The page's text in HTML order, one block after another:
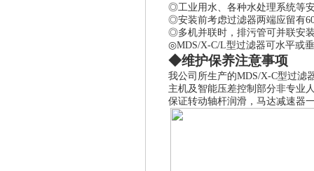
◎工业用水、各种水处理系统等
◎安装前考虑过滤器两端应留有
◎多机并联时，排污管可并联安
◎MDS/X-C/L型过滤器可水平或
◆维护保养注意事项
我公司所生产的MDS/X-C型过滤
主机及智能压差控制部分非专业
保证转动轴杆润滑，马达减速器